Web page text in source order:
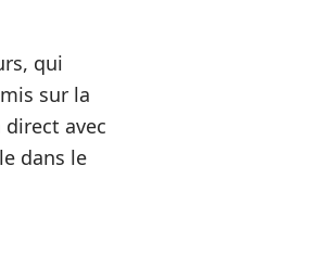
qui
sur la
avec
dans le